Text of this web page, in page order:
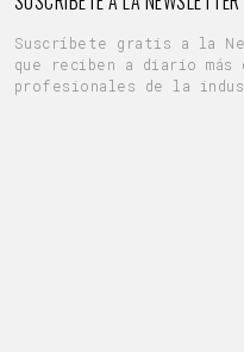
Suscríbete gratis a la
que reciben a diario más
profesionales de la